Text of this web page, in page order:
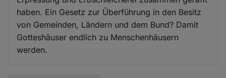
haben. Ein Gesetz zur Überführung in den Besitz
von Gemeinden, Ländern und dem Bund? Damit
Gotteshäuser endlich zu Menschenhäusern
werden.